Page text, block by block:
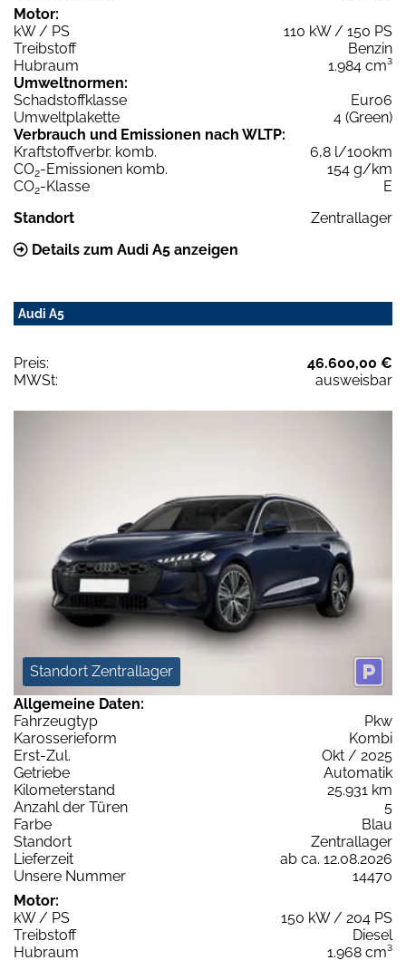
Motor:
kW / PS
110 kW / 150 PS
Treibstoff
Benzin
Hubraum
1.984 cm³
Umweltnormen:
Schadstoffklasse
Euro6
Umweltplakette
4 (Green)
Verbrauch und Emissionen nach WLTP:
Kraftstoffverbr. komb.
6,8 l/100km
CO2-Emissionen komb.
154 g/km
CO2-Klasse
E
Standort
Zentrallager
Details zum Audi A5 anzeigen
Audi A5
Preis:
46.600,00 €
MWSt:
ausweisbar
Standort Zentrallager
Allgemeine Daten:
Fahrzeugtyp
Pkw
Karosserieform
Kombi
Erst-Zul.
Okt / 2025
Getriebe
Automatik
Kilometerstand
25.931 km
Anzahl der Türen
5
Farbe
Blau
Standort
Zentrallager
Lieferzeit
ab ca. 12.08.2026
Unsere Nummer
14470
Motor:
kW / PS
150 kW / 204 PS
Treibstoff
Diesel
Hubraum
1.968 cm³